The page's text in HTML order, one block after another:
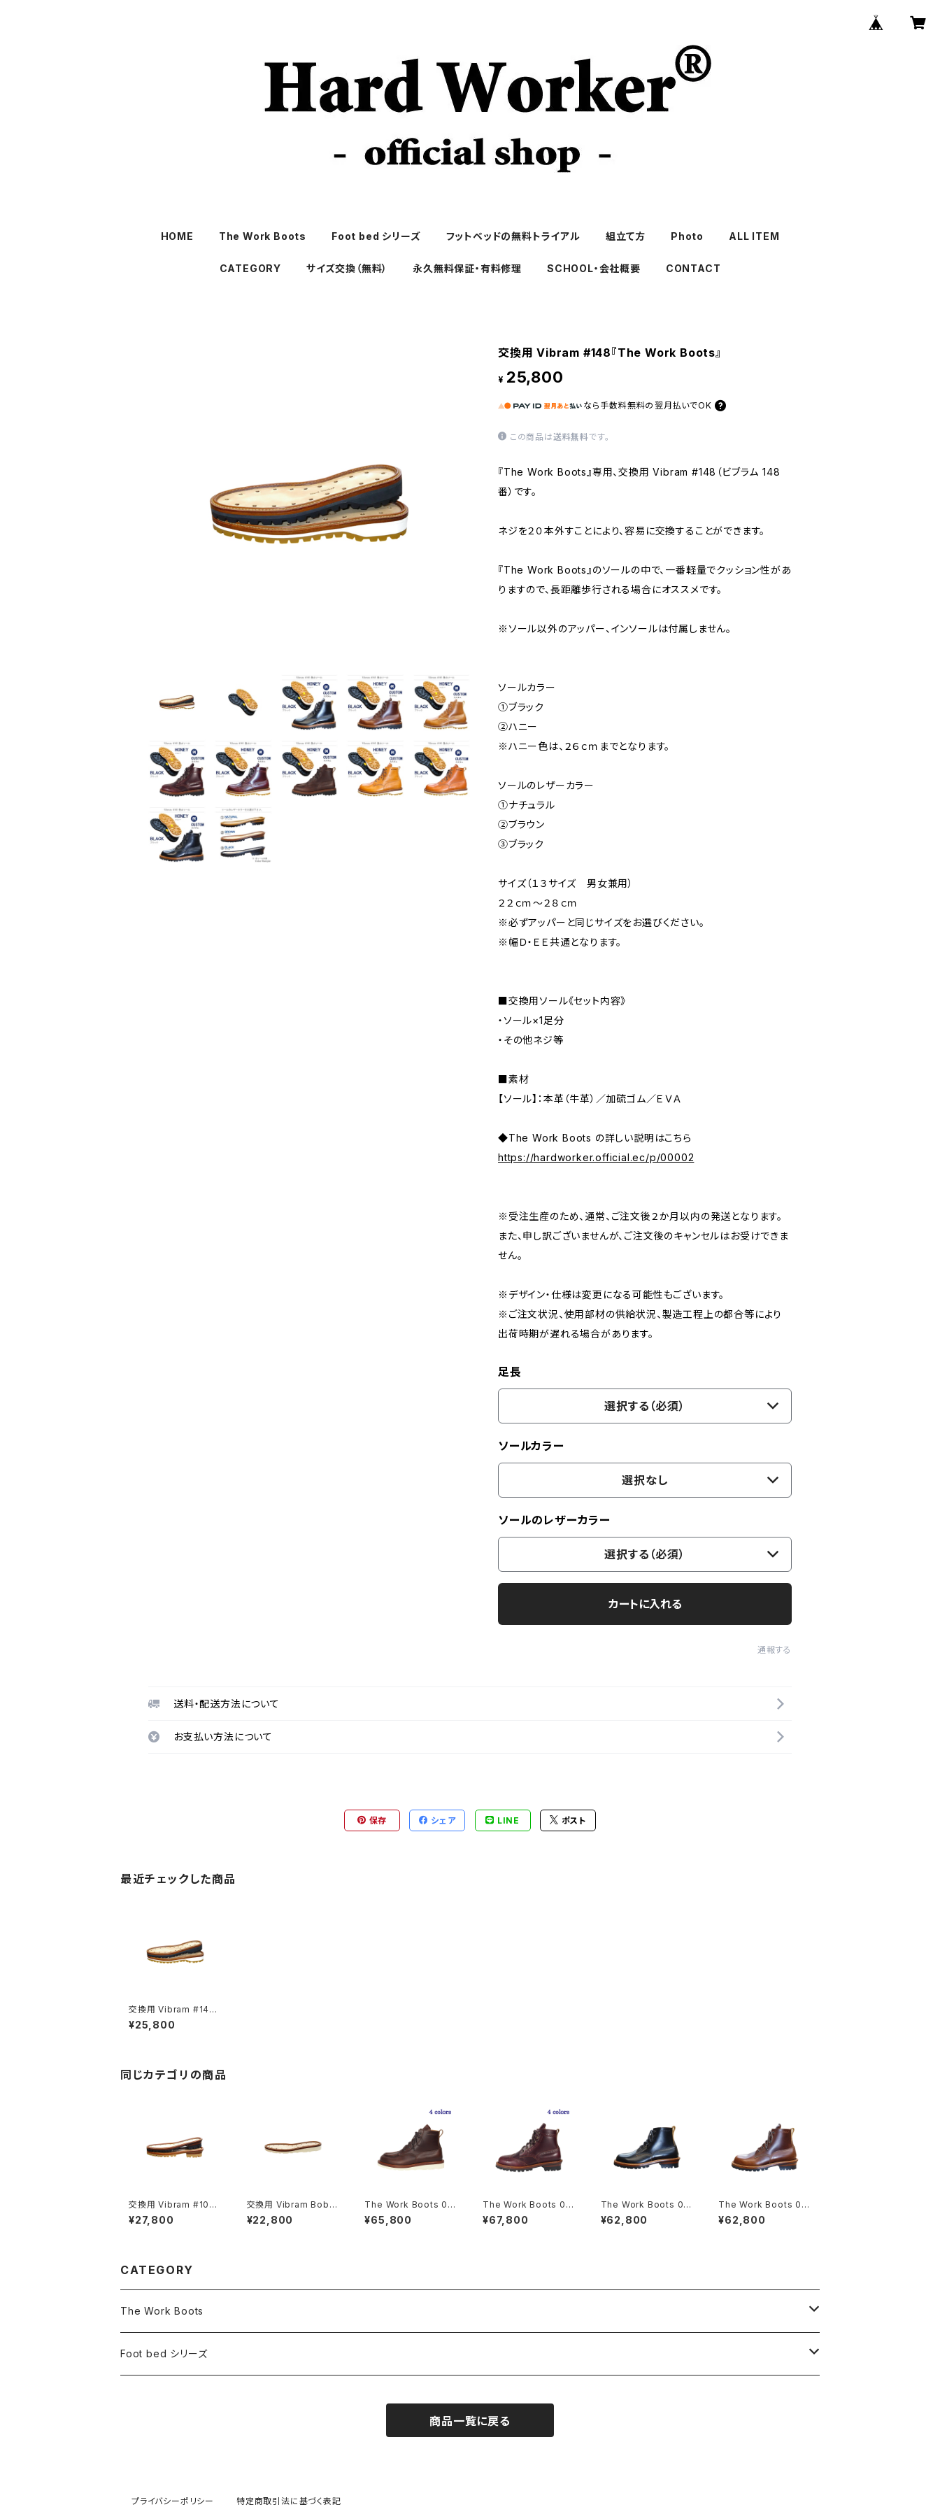
HOME The Work Boots Foot bed シリーズ フットベッドの無料トライアル 組立て方 Photo ALL ITEM
CATEGORY サイズ交換（無料） 永久無料保証・有料修理 SCHOOL・会社概要 CONTACT
交換用 Vibram #148『The Work Boots』
¥ 25,800
なら 手数料無料の 翌月払いでOK
この商品は送料無料です。
『The Work Boots』専用、交換用 Vibram #148（ビブラム 148
番）です。
ネジを２０本外すことにより、容易に交換することができます。
『The Work Boots』のソールの中で、一番軽量でクッション性があ
りますので、長距離歩行される場合にオススメです。
※ソール以外のアッパー、インソールは付属しません。
ソールカラー
①ブラック
②ハニー
※ハニー色は、２６ｃｍまでとなります。
ソールのレザーカラー
①ナチュラル
②ブラウン
③ブラック
サイズ（１３サイズ 男女兼用）
２２ｃｍ～２８ｃｍ
※必ずアッパーと同じサイズをお選びください。
※幅Ｄ・ＥＥ共通となります。
■交換用ソール《セット内容》
・ソール×1足分
・その他ネジ等
■素材
【ソール】：本革（牛革）／加硫ゴム／ＥＶＡ
◆The Work Boots の詳しい説明はこちら
https://hardworker.official.ec/p/00002
※受注生産のため、通常、ご注文後２か月以内の発送となります。
また、申し訳ございませんが、ご注文後のキャンセルはお受けできま
せん。
※デザイン・仕様は変更になる可能性もございます。
※ご注文状況、使用部材の供給状況、製造工程上の都合等により
出荷時期が遅れる場合があります。
足長
選択する（必須）
ソールカラー
選択なし
ソールのレザーカラー
選択する（必須）
カートに入れる
通報する
送料・配送方法について
お支払い方法について
保存 シェア LINE ポスト
最近チェックした商品
交換用 Vibram #148
『The Work Boots』
¥25,800
同じカテゴリの商品
交換用 Vibram #100
『The Work Boots』
¥27,800
交換用 Vibram Bob s
ole『The Work Boot
s』
¥22,800
The Work Boots 00
3 モックトゥ クロム
エクセルレザー ４col
¥65,800
The Work Boots 00
2 カントリーブーツ
クロムエクセルレザ
¥67,800
The Work Boots 00
1 クロムエクセルレザ
ー【ブラック】
¥62,800
The Work Boots 00
1 クロムエクセルレザ
ー【チョコ】
¥62,800
CATEGORY
The Work Boots
ブーツ
Foot bed シリーズ
商品一覧に戻る
プライバシーポリシー 特定商取引法に基づく表記